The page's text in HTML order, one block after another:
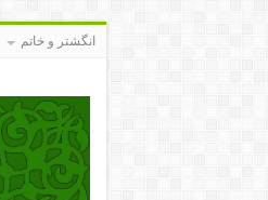
انگشتر و خاتم